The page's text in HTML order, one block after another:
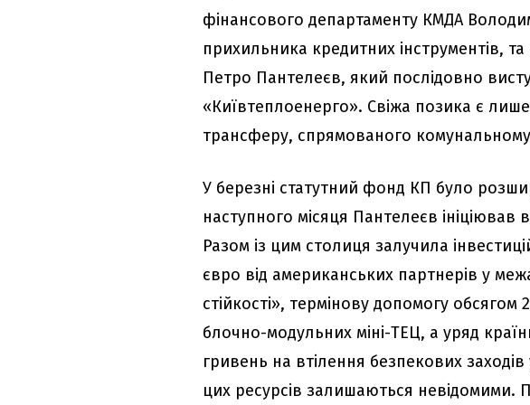
фінансового департаменту КМДА
прихильника кредитних інструментів,
Петро Пантелеєв, який послідовно
«Київтеплоенерго». Свіжа позика є
трансферу, спрямованого
У березні статутний фонд КП було
наступного місяця Пантелеєв ініціював
Разом із цим столиця залучила
євро від американських партнерів у
стійкості», термінову допомогу обсягом
блочно-модульних міні-ТЕЦ, а уряд
гривень на втілення безпекових
цих ресурсів залишаються невідомими.